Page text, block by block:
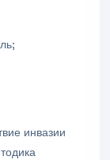
инвазии